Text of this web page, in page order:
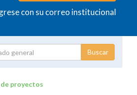
con su correo institucional
proyectos